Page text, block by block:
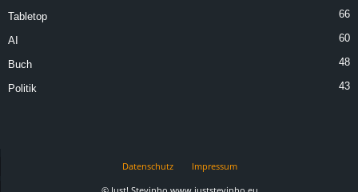
Tabletop 66
AI 60
Buch 48
Politik 43
Datenschutz
Impressum